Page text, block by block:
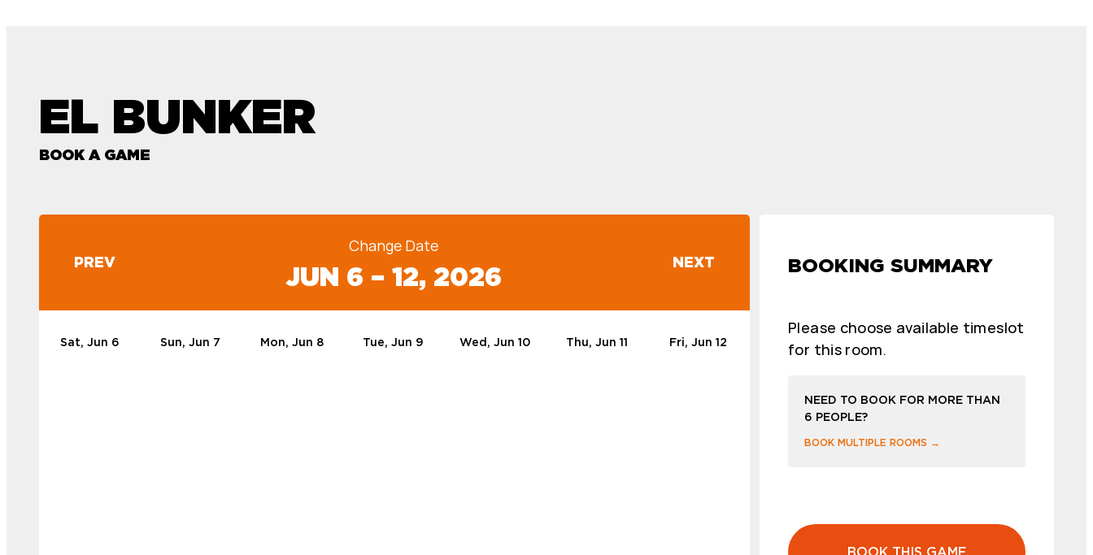
EL BUNKER
BOOK A GAME
PREV
Change Date
JUN 6 – 12, 2026 NEXT
Sat, Jun 6 Sun, Jun 7 Mon, Jun 8 Tue, Jun 9 Wed, Jun 10 Thu, Jun 11 Fri, Jun 12
BOOKING SUMMARY
Please choose available timeslot
for this room.
NEED TO BOOK FOR MORE THAN
6 PEOPLE?
BOOK MULTIPLE ROOMS →